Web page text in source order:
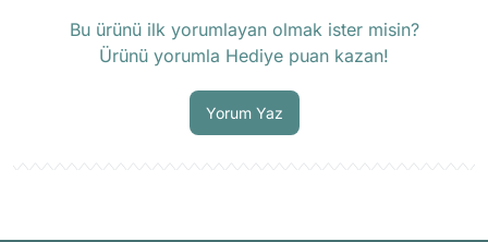
Bu ürünü ilk yorumlayan olmak ister misin?
Ürünü yorumla Hediye puan kazan!
Yorum Yaz